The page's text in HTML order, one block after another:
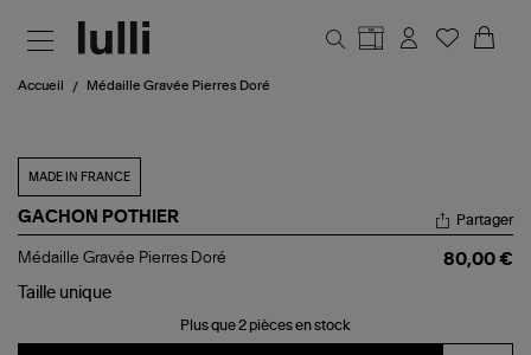
Accueil Médaille Gravée Pierres Doré
MADE IN FRANCE
GACHON POTHIER
Médaille
Pierres
Partager
Médaille Gravée Pierres Doré
80,00 €
Taille unique
Plus que 2 pièces en stock